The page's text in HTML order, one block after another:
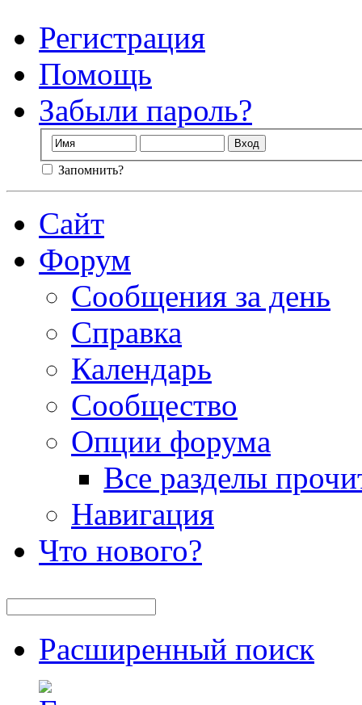
Регистрация
Помощь
Забыли пароль?
Запомнить?
Сайт
Форум
Сообщения за день
Справка
Календарь
Сообщество
Опции форума
Все разделы
Навигация
Что нового?
Расширенный поиск